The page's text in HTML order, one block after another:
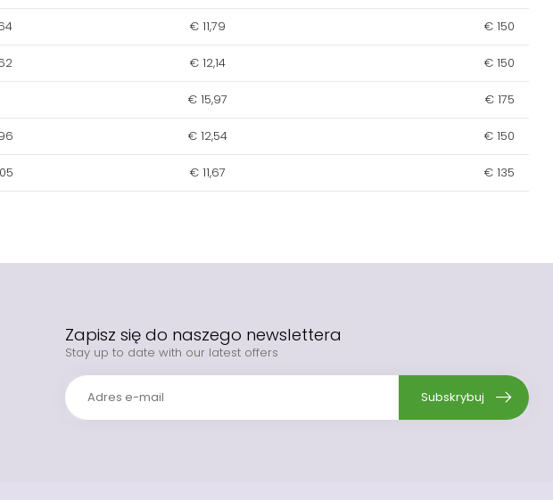
€ 11,79 € 150
€ 12,14 € 150
€ 15,97 € 175
€ 12,54 € 150
€ 11,67 € 135
Zapisz się do naszego newslettera
Stay up to date with our latest offers
Subskrybuj